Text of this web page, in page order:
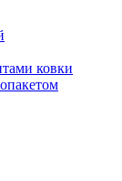
ковки